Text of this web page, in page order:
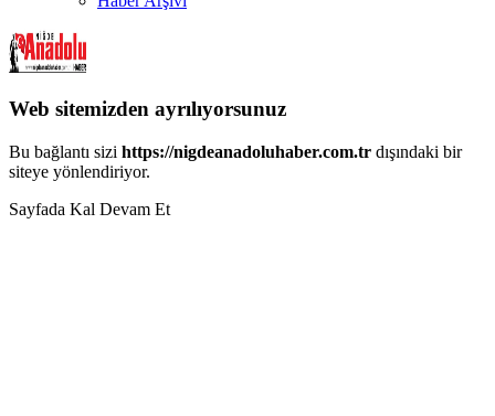
Web sitemizden ayrılıyorsunuz
Bu bağlantı sizi https://nigdeanadoluhaber.com.tr dışındaki bir
siteye yönlendiriyor.
Sayfada Kal Devam Et